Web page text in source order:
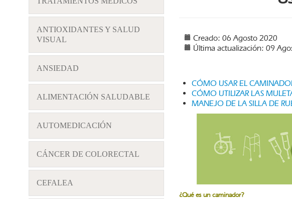
ANTIOXIDANTES Y SALUD
VISUAL
ANSIEDAD
ALIMENTACIÓN SALUDABLE
AUTOMEDICACIÓN
CÁNCER DE COLORECTAL
CEFALEA
Creado: 06 Agosto 2020
Última actualización: 09
CÓMO USAR EL
CÓMO UTILIZAR LAS
MANEJO DE LA SILLA DE
¿Qué es un caminador?